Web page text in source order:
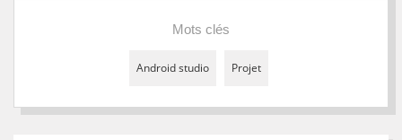
Mots clés
Android studio Projet